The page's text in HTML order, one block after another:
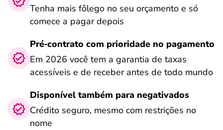
Tenha mais fôlego no seu orçamento e só
comece a pagar depois
Pré‑contrato com prioridade no pagamento
Em 2026 você tem a garantia de taxas
acessíveis e de receber antes de todo mundo
Disponível também para negativados
Crédito seguro, mesmo com restrições no
nome